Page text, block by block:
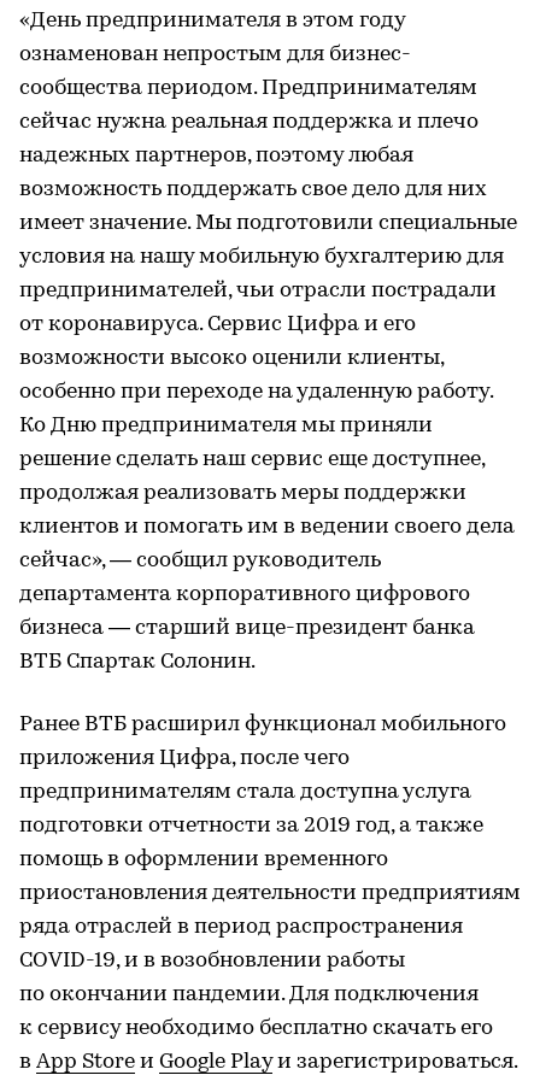
«День предпринимателя в этом году
ознаменован непростым для бизнес-
сообщества периодом. Предпринимателям
сейчас нужна реальная поддержка и плечо
надежных партнеров, поэтому любая
возможность поддержать свое дело для них
имеет значение. Мы подготовили специальные
условия на нашу мобильную бухгалтерию для
предпринимателей, чьи отрасли пострадали
от коронавируса. Сервис Цифра и его
возможности высоко оценили клиенты,
особенно при переходе на удаленную работу.
Ко Дню предпринимателя мы приняли
решение сделать наш сервис еще доступнее,
продолжая реализовать меры поддержки
клиентов и помогать им в ведении своего дела
сейчас», — сообщил руководитель
департамента корпоративного цифрового
бизнеса — старший вице-президент банка
ВТБ Спартак Солонин.
Ранее ВТБ расширил функционал мобильного
приложения Цифра, после чего
предпринимателям cтала доступна услуга
подготовки отчетности за 2019 год, а также
помощь в оформлении временного
приостановления деятельности предприятиям
ряда отраслей в период распространения
COVID-19, и в возобновлении работы
по окончании пандемии. Для подключения
к сервису необходимо бесплатно скачать его
в App Store и Google Playи зарегистрироваться.